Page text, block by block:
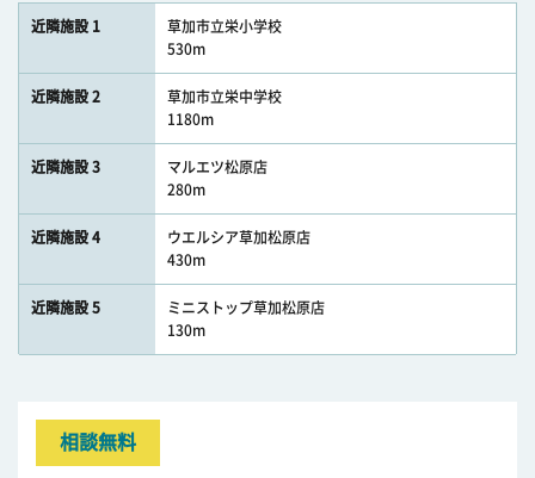
近隣施設 1
草加市立栄小学校
530m
近隣施設 2
草加市立栄中学校
1180m
近隣施設 3
マルエツ松原店
280m
近隣施設 4
ウエルシア草加松原店
430m
近隣施設 5
ミニストップ草加松原店
130m
相談無料